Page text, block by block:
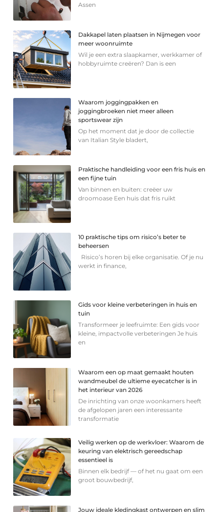
Assen
Dakkapel laten plaatsen in Nijmegen voor
meer woonruimte
Wil je een extra slaapkamer, werkkamer of
hobbyruimte creëren? Dan is een
Waarom joggingpakken en
joggingbroeken niet meer alleen
sportswear zijn
Op het moment dat je door de collectie
van Italian Style bladert,
Praktische handleiding voor een fris huis en
een fijne tuin
Van binnen en buiten: creëer uw
droomoase Een huis dat fris ruikt
10 praktische tips om risico’s beter te
beheersen
Risico’s horen bij elke organisatie. Of je nu
werkt in finance,
Gids voor kleine verbeteringen in huis en
tuin
Transformeer je leefruimte: Een gids voor
kleine, impactvolle verbeteringen Je huis
en
Waarom een op maat gemaakt houten
wandmeubel de ultieme eyecatcher is in
het interieur van 2026
De inrichting van onze woonkamers heeft
de afgelopen jaren een interessante
transformatie
Veilig werken op de werkvloer: Waarom de
keuring van elektrisch gereedschap
essentieel is
Binnen elk bedrijf — of het nu gaat om een
groot bouwbedrijf,
Jouw ideale kledingkast ontwerpen en slim